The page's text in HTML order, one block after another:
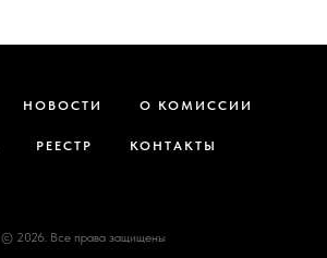
НОВОСТИ О КОМИССИИ
РЕЕСТР КОНТАКТЫ
© 2026. Все права защищены